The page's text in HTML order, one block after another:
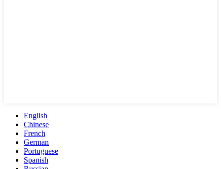
English
Chinese
French
German
Portuguese
Spanish